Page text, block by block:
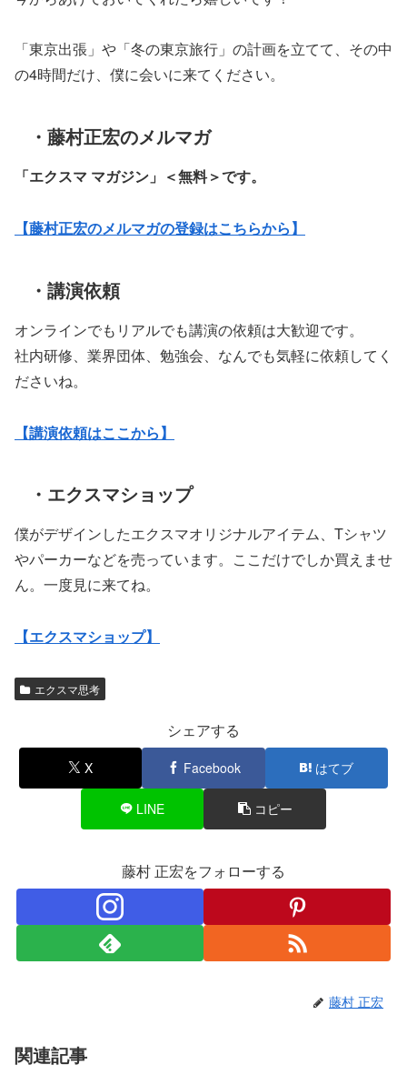
「東京出張」や「冬の東京旅行」の計画を立てて、その中
の4時間だけ、僕に会いに来てください。
・藤村正宏のメルマガ
「エクスマ マガジン」 ＜無料＞です。
【藤村正宏のメルマガの登録はこちらから】
・講演依頼
オンラインでもリアルでも講演の依頼は大歓迎です。
社内研修、業界団体、勉強会、なんでも気軽に依頼してく
ださいね。
【講演依頼はここから】
・エクスマショップ
僕がデザインしたエクスマオリジナルアイテム、Tシャツ
やパーカーなどを売っています。ここだけでしか買えませ
ん。一度見に来てね。
【エクスマショップ】
エクスマ思考
シェアする
X Facebook はてブ
LINE コピー
藤村 正宏をフォローする
藤村 正宏
関連記事